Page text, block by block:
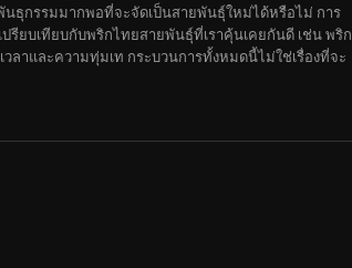
ธุกรรมมากพอที่จะจัดเป็นสายพันธุ์ใหม่ได้หรือไม่ การ
รียบเทียบกับพริกไทยสายพันธุ์ที่เราคุ้นเคยกันดี เช่น พริก
ลาและความทุ่มเท กระบวนการทั้งหมดนี้ไม่ใช่เรื่องที่จะ